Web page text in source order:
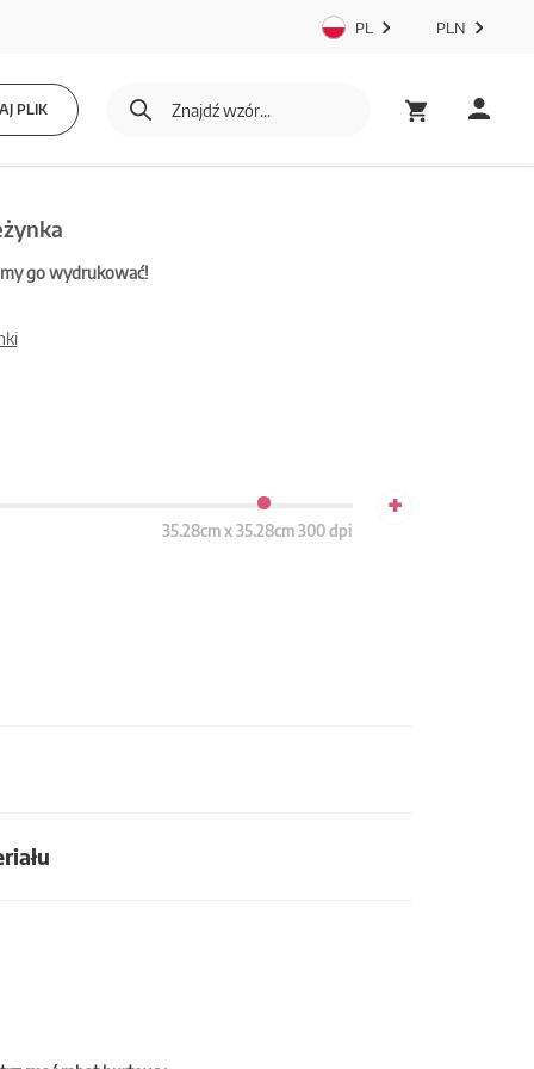
PL PLN
PLIK
go wydrukować!
35.28cm x 35.28cm 300 dpi
+